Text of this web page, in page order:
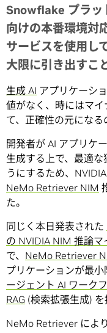
Snowflake プラッ
向けの本番環境対
サービスを使用し
大限に引き出すこ
生成 AI アプリケーシ
値がなく、時にはマ
て、正確性の元になる
開発者が AI アプリケ
生成する上で、最適
うにするため、
NeMo Retriever NIM
た。
同じく本日発表された
の NVIDIA NIM 推論マ
で、 NeMo Retriever
プリケーションが最
ージェント AI ワーク
RAG (検索拡張生成) を
NeMo Retriever によ